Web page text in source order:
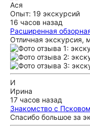
Ася
Опыт: 19 экскурсий
16 часов назад
Расширенная
Отличная экскурсия,
И
Ирина
17 часов назад
Знакомство с
Спасибо большое за